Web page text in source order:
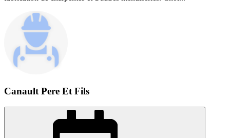
Canault Pere Et Fils